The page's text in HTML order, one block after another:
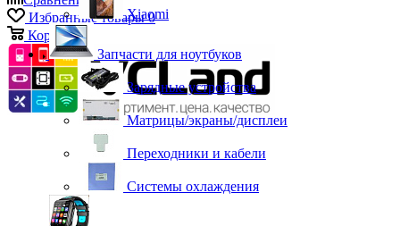
Избранные товары 0
Корзина 0
Xiaomi
Запчасти для ноутбуков
Зарядные устройства
Матрицы/экраны/дисплеи
Переходники и кабели
Системы охлаждения